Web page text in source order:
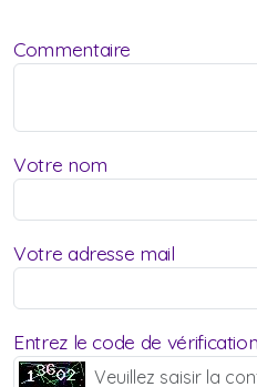
Commentaire
Votre nom
Votre adresse mail
Entrez le code de vérification